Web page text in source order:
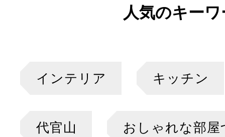
人気のキー
インテリア キッチン
代官山 おしゃれな部屋